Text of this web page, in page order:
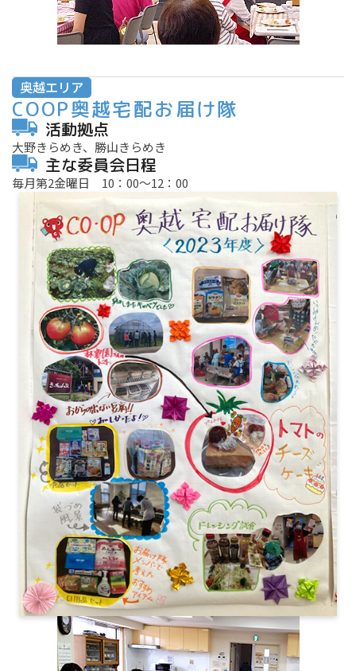
奥越エリア
COOP奥越宅配お届け隊
活動拠点
大野きらめき、勝山きらめき
主な委員会日程
毎月第2金曜日 10：00～12：00